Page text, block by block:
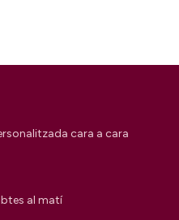
cara a cara
al matí